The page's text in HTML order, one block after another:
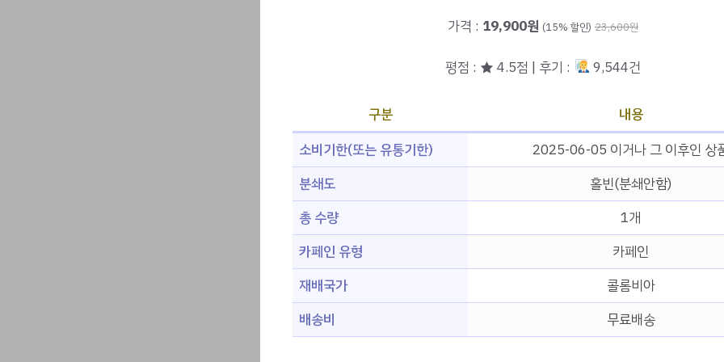
가격 : 19,900원 (15% 할인) 23,600원
평점 : ★ 4.5점 | 후기 : 9,544건
구분
내용
소비기한(또는 유통기한)
2025-06-05 이거나 그 이후인 상
분쇄도
홀빈(분쇄안함)
총 수량
1개
카페인 유형
카페인
재배국가
콜롬비아
배송비
무료배송